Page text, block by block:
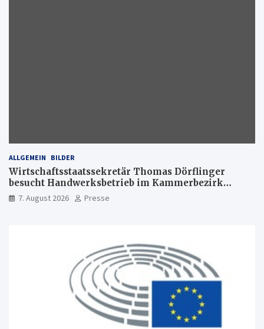
ALLGEMEIN BILDER
Wirtschaftsstaatssekretär Thomas Dörflinger
besucht Handwerksbetrieb im Kammerbezirk
Freiburg
7. August 2026 Presse